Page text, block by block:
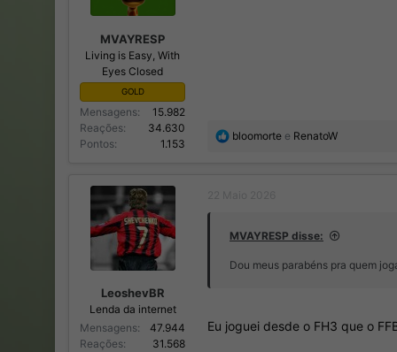
MVAYRESP
Living is Easy, With
Eyes Closed
GOLD
Mensagens
15.982
Reações
34.630
Pontos
1.153
R
s
:
bloomorte e RenatoW
LeoshevBR
Lenda da internet
Mensagens
47.944
Reações
31.568
MVAYRESP disse:
Dou meus parabéns pra quem
Eu joguei desde o FH3 que o